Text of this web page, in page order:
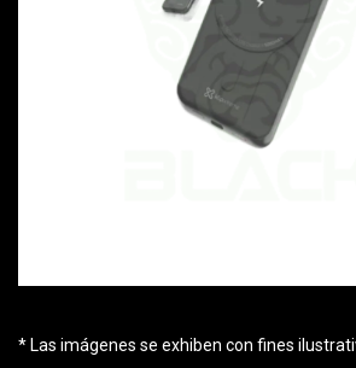
* Las imágenes se exhiben con fines